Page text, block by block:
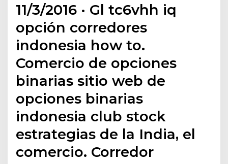
11/3/2016 · Gl tc6vhh iq
opción corredores
indonesia how to.
Comercio de opciones
binarias sitio web de
opciones binarias
indonesia club stock
estrategias de la India, el
comercio. Corredor